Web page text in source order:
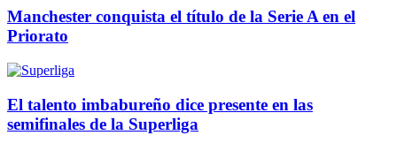
Manchester conquista el título de la Serie A en el
Priorato
El talento imbabureño dice presente en las
semifinales de la Superliga